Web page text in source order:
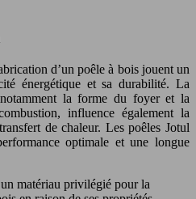
d’un poêle à bois jouent un
énergétique et sa durabilité. La
la forme du foyer et la
influence également la
de chaleur. Les poêles Jotul
optimale et une longue
matériau privilégié pour la